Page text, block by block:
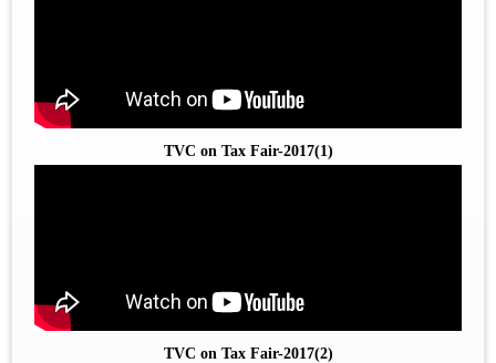
TVC on Tax Fair-2017(1)
TVC on Tax Fair-2017(2)